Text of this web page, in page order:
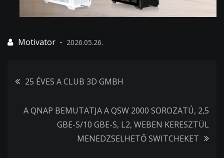
2026.05.26.
Bejegyzés
navigáció
25 ÉVES A CLUB 3D GMBH
A QNAP BEMUTATJA A QSW 2000 SOROZATÚ, 2,5
GBE-S/10 GBE-S, L2, WEBEN KERESZTÜL
MENEDZSELHETŐ SWITCHEKET